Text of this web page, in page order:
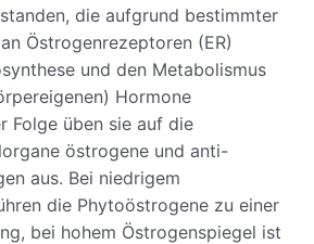
die aufgrund bestimmter
Östrogenrezeptoren (ER)
und den Metabolismus
Hormone
Folge üben sie auf die
östrogene und anti-
aus. Bei niedrigem
die Phytoöstrogene zu einer
bei hohem Östrogenspiegel ist